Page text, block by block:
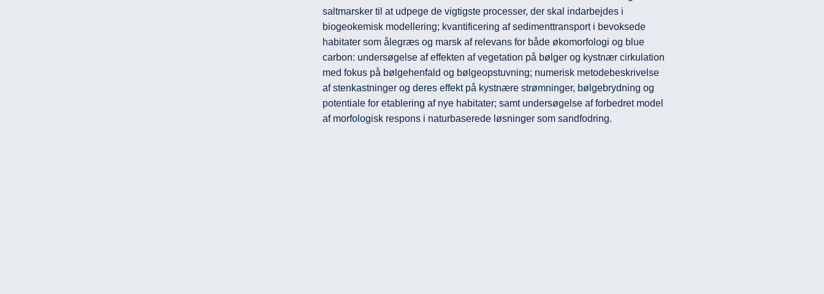
saltmarsker til at udpege de vigtigste processer, der skal indarbejdes i
biogeokemisk modellering; kvantificering af sedimenttransport i bevoksede
habitater som ålegræs og marsk af relevans for både økomorfologi og blue
carbon: undersøgelse af effekten af vegetation på bølger og kystnær cirkulation
med fokus på bølgehenfald og bølgeopstuvning; numerisk metodebeskrivelse
af stenkastninger og deres effekt på kystnære strømninger, bølgebrydning og
potentiale for etablering af nye habitater; samt undersøgelse af forbedret model
af morfologisk respons i naturbaserede løsninger som sandfodring.